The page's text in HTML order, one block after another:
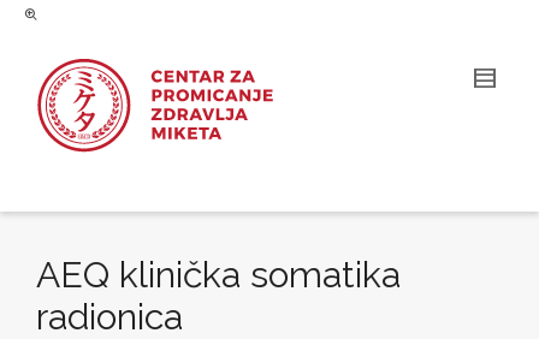
AEQ klinička somatika
radionica